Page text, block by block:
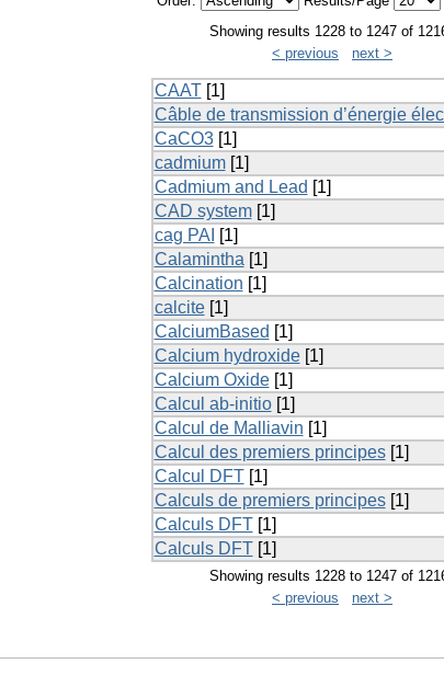
Showing results 1228 to 1247 of
< previous
next >
CAAT[1]
Câble de transmission d’énergie
CaCO3[1]
cadmium[1]
Cadmium and Lead [1]
CAD system[1]
cag PAI
[1]
Calamintha [1]
Calcination [1]
calcite[1]
CalciumBased [1]
Calcium hydroxide[1]
Calcium Oxide[1]
Calcul ab-initio[1]
Calcul de Malliavin [1]
Calcul des premiers principes[1]
Calcul DFT[1]
Calculs de premiers principes[1]
Calculs DFT[1]
Calculs DFT[1]
Showing results 1228 to 1247 of
< previous
next >